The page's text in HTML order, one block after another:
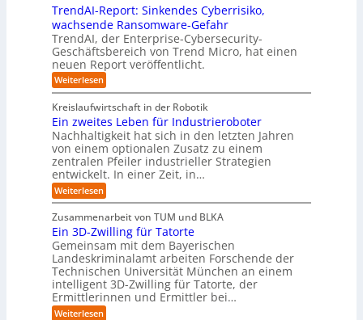
u
n
g
e
n
o
m
a
t
i
s
i
e
r
u
n
g
s
s
E
c
o
s
y
s
t
e
m
o
n
F
o
r
m
w
a
y
s
b
w
e
i
t
e
r
u
e
n
g
e
g
e
n
b
e
n
i
c
-
e
u
r
o
p
b
e
i
d
e
r
O
r
i
e
n
i
e
r
u
n
g
n
d
u
s
t
r
i
a
l
A
I
i
n
S
P
:
W
i
e
s
a
u
b
e
r
e
D
TrendAI-Report: Sinkendes Cyberrisiko,
wachsende Ransomware-Gefahr
TrendAI, der Enterprise-Cybersecurity-
Geschäftsbereich von Trend Micro, hat einen
neuen Report veröffentlicht.
Weiterlesen:
T
r
e
n
d
A
-
R
e
p
o
t
:
S
i
n
k
e
n
Kreislaufwirtschaft in der Robotik
Ein zweites Leben für Industrieroboter
Nachhaltigkeit hat sich in den letzten Jahren
von einem optionalen Zusatz zu einem
zentralen Pfeiler industrieller Strategien
entwickelt. In einer Zeit, in…
Weiterlesen:
E
n
z
w
e
i
t
e
s
L
Zusammenarbeit von TUM und BLKA
Ein 3D-Zwilling für Tatorte
Gemeinsam mit dem Bayerischen
Landeskriminalamt arbeiten Forschende der
Technischen Universität München an einem
intelligent 3D-Zwilling für Tatorte, der
Ermittlerinnen und Ermittler bei…
Weiterlesen: